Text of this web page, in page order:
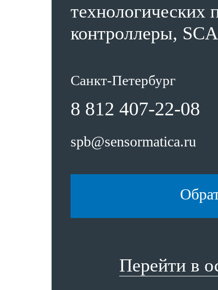
технологических
контроллеры,
Санкт-Петербург
8 812 407-22-08
spb@sensormatica.ru
Перейти в